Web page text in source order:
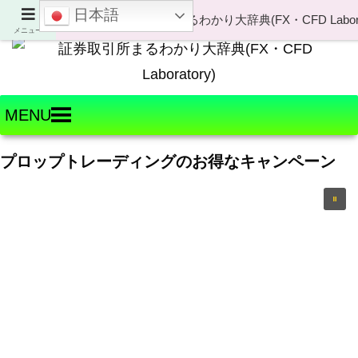
Welcome to FX・CFD Laboratory!
MENU
プロップトレーディングのお得なキャンペーン
メニュー
日本語